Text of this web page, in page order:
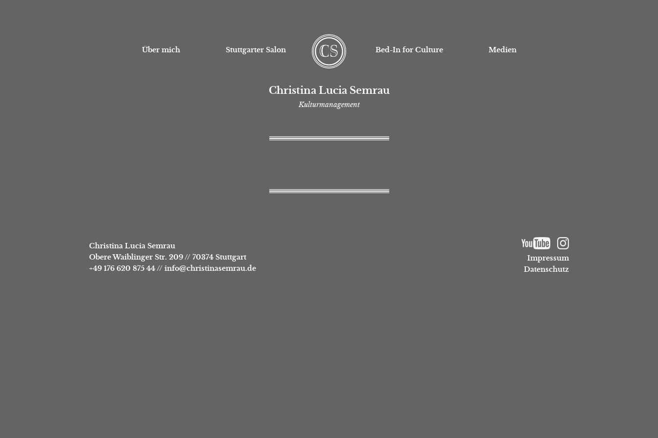
Christina Lucia Semrau
Kulturmanagement
Über mich Stuttgarter Salon Bed-In for Culture Medien
Christina Lucia Semrau
Obere Waiblinger Str. 209// 70374 Stuttgart
+49 176 620 875 44// info@christinasemrau.de
Impressum
Datenschutz